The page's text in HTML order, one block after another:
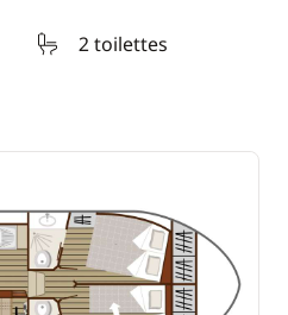
2 toilettes